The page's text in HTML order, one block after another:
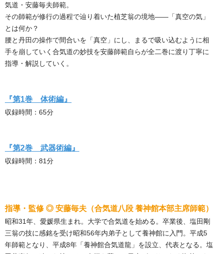
気道・安藤毎夫師範。
その師範が修行の過程で辿り着いた植芝翁の境地――「真空の気」
とは何か？
腰と丹田の操作で間合いを「真空」にし、まるで吸い込むように相
手を崩していく合気道の妙技を安藤師範自らが全二巻に渡り丁寧に
指導・解説していく。
『第1巻 体術編』
収録時間：65分
『第2巻 武器術編』
収録時間：81分
指導・監修 ◎ 安藤毎夫（合気道八段 養神館本部主席師範）
昭和31年、愛媛県生まれ。大学で合気道を始める。卒業後、塩田剛
三翁の技に感銘を受け昭和56年内弟子として養神館に入門。平成5
年師範となり、平成8年「養神館合気道龍」を設立、代表となる。塩